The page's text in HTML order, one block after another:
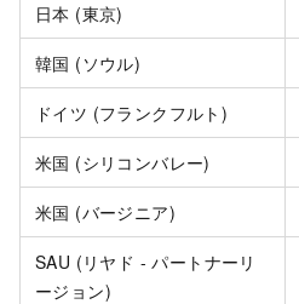
日本 (東京)
韓国 (ソウル)
ドイツ (フランクフルト)
米国 (シリコンバレー)
米国 (バージニア)
SAU (リヤド - パートナーリ
ージョン)